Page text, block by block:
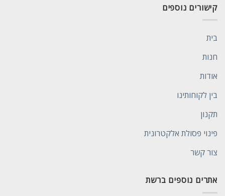
קישורים נוספים
בית
חנות
אודות
בין לקוחותינו
תקנון
פינוי פסולת אלקטרונית
צור קשר
אתרים נוספים ברשת